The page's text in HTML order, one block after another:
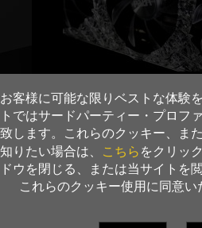
お客様に可能な限りベストな体験
トではサードパーティー・プロフ
致します。これらのクッキー、ま
知りたい場合は、
こちら をクリッ
ドウを閉じる、または当サイトを
これらのクッキー使用に同意